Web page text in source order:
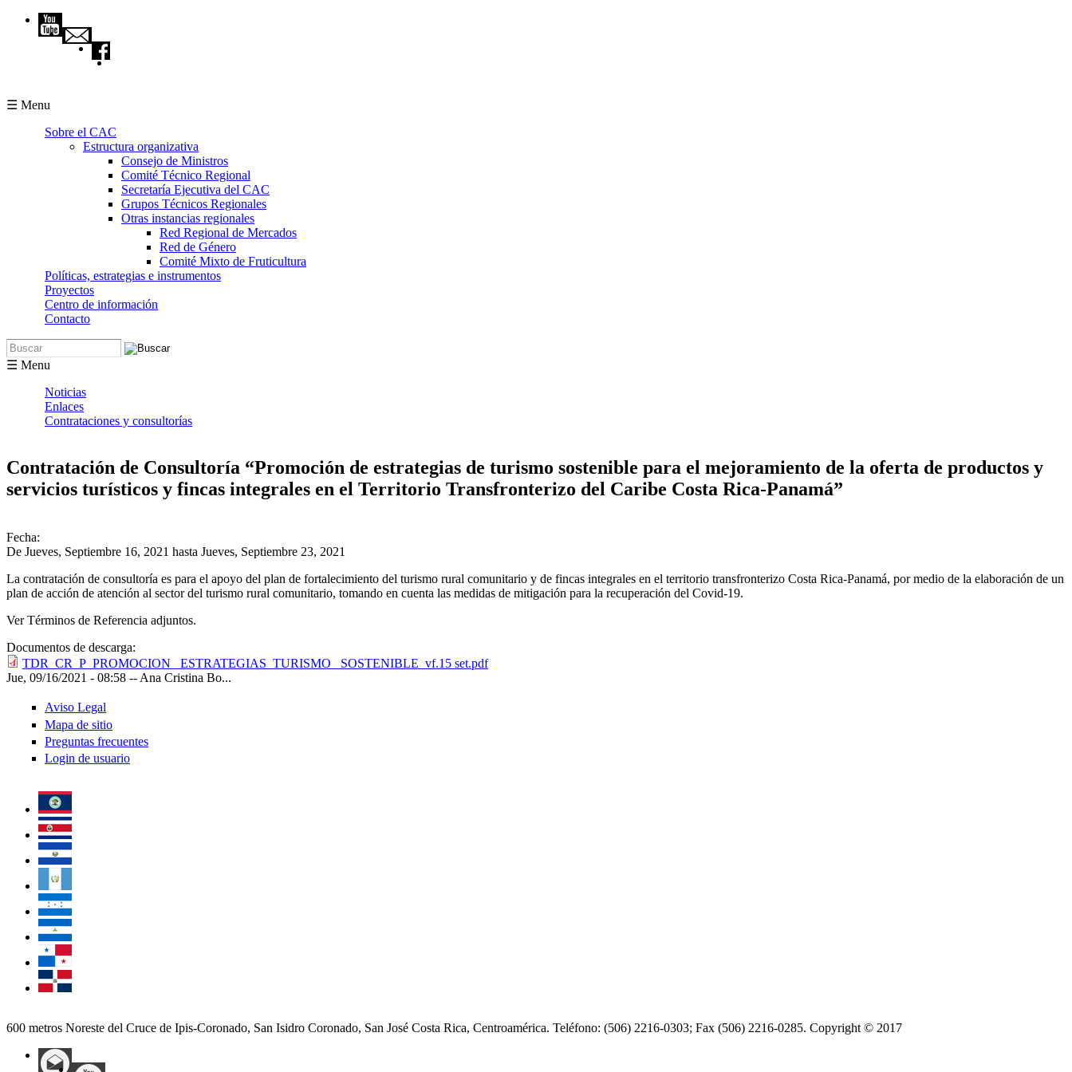
Pasar al contenido principal
☰ Menu
Sobre el CAC
Estructura organizativa
Consejo de Ministros
Comité Técnico Regional
Secretaría Ejecutiva del CAC
Grupos Técnicos Regionales
Otras instancias regionales
Red Regional de Mercados
Red de Género
Comité Mixto de Fruticultura
Políticas, estrategias e instrumentos
Proyectos
Centro de información
Contacto
Formulario de búsqueda
Buscar
☰ Menu
Noticias
Enlaces
Contrataciones y consultorías
Contratación de Consultoría “Promoción de estrategias de turismo sostenible para el mejoramiento de la oferta de productos y
servicios turísticos y fincas integrales en el Territorio Transfronterizo del Caribe Costa Rica-Panamá”
Fecha:
De Jueves, Septiembre 16, 2021 hasta Jueves, Septiembre 23, 2021
La contratación de consultoría es para el apoyo del plan de fortalecimiento del turismo rural comunitario y de fincas integrales en el territorio transfronterizo Costa Rica-Panamá, por medio de la elaboración de un
plan de acción de atención al sector del turismo rural comunitario, tomando en cuenta las medidas de mitigación para la recuperación del Covid-19.
Ver Términos de Referencia adjuntos.
Documentos de descarga:
TDR_CR_P_PROMOCION_ ESTRATEGIAS_TURISMO_ SOSTENIBLE_vf.15 set.pdf
Jue, 09/16/2021 - 08:58 -- Ana Cristina Bo...
Aviso Legal
Mapa de sitio
Preguntas frecuentes
Login de usuario
600 metros Noreste del Cruce de Ipis-Coronado, San Isidro Coronado, San José Costa Rica, Centroamérica. Teléfono: (506) 2216-0303; Fax (506) 2216-0285. Copyright © 2017